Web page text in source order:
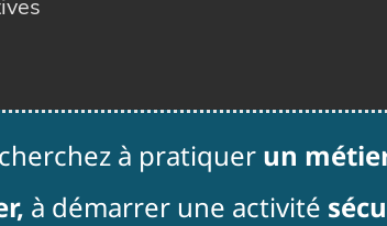
à pratiquer un
à démarrer une activité